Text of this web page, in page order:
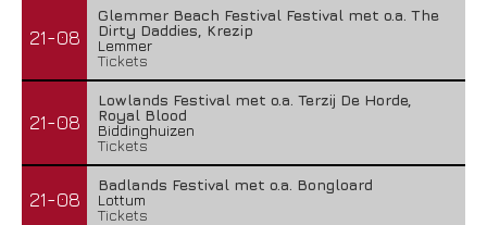
21-08
Glemmer Beach Festival Festival met o.a. The
Dirty Daddies, Krezip
Lemmer
Tickets
21-08
Lowlands Festival met o.a. Terzij De Horde,
Royal Blood
Biddinghuizen
Tickets
21-08
Badlands Festival met o.a. Bongloard
Lottum
Tickets